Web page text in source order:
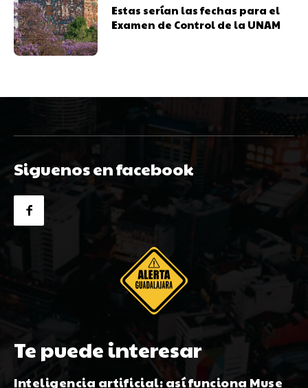
Estas serían las fechas para el
Examen de Control de la UNAM
Siguenos en facebook
Te puede interesar
Inteligencia artificial: así funciona Muse